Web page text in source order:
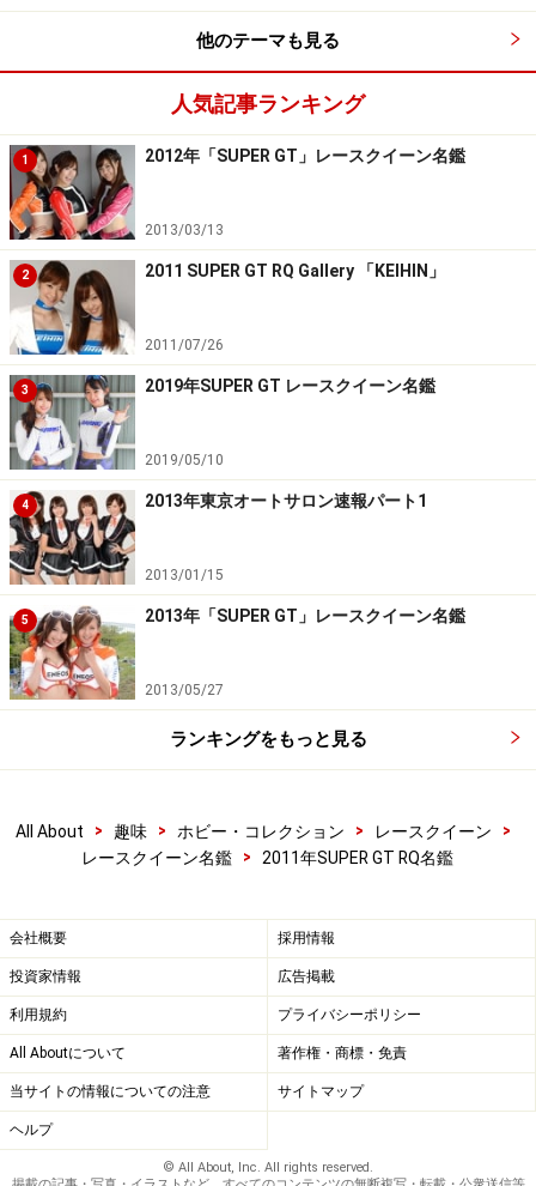
他のテーマも見る
人気記事ランキング
1 2012年「SUPER GT」レースクイーン名鑑
2013/03/13
2 2011 SUPER GT RQ Gallery 「KEIHIN」
2011/07/26
3 2019年SUPER GT レースクイーン名鑑
2019/05/10
4 2013年東京オートサロン速報パート1
2013/01/15
5 2013年「SUPER GT」レースクイーン名鑑
2013/05/27
ランキングをもっと見る
All About > 趣味 > ホビー・コレクション > レースクイーン
>
レースクイーン名鑑
> 2011年SUPER GT RQ名鑑
会社概要 採用情報
投資家情報 広告掲載
利用規約 プライバシーポリシー
All Aboutについて 著作権・商標・免責
当サイトの情報についての注意 サイトマップ
ヘルプ
© All About, Inc. All rights reserved.